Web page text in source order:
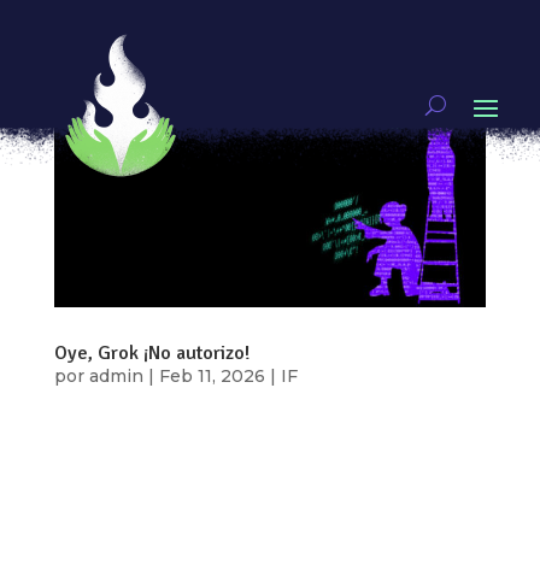
Oye, Grok ¡No autorizo!
por admin | Feb 11, 2026 | IF